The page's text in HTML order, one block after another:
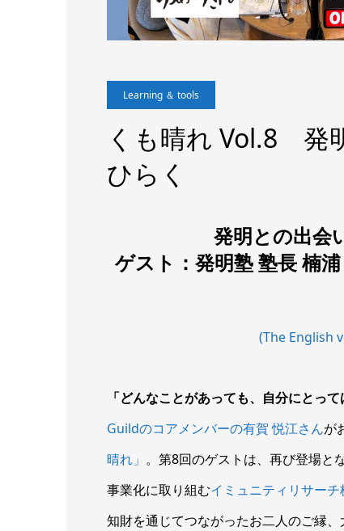
Learning ＆ tools
くも晴れ Vol.8 発
ひらく
発明との出会
ゲスト：発明塾 塾長 楠
(The English
「どんなことがあっても、自分にとっ
Guildのコアメンバーの有賀 悦江さんが
晴れ」 。第8回のゲストは、再び登場と
事業化に取り組むイミュニティリサーチ
知財を通じてつながったお二人のご縁